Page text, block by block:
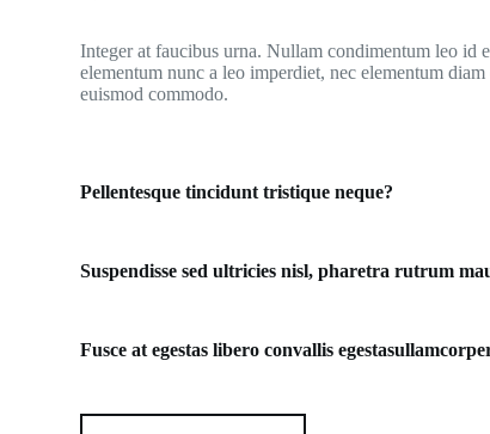
Integer at faucibus urna. Nullam condimentum leo id
elementum nunc a leo imperdiet, nec elementum
euismod commodo.
Pellentesque tincidunt tristique neque?
Suspendisse sed ultricies nisl, pharetra rutrum
Fusce at egestas libero convallis